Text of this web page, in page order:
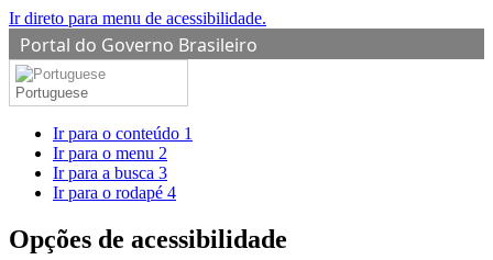
Ir direto para menu de acessibilidade.
Portal do Governo Brasileiro
Portuguese
Ir para o conteúdo 1
Ir para o menu 2
Ir para a busca 3
Ir para o rodapé 4
Opções de acessibilidade